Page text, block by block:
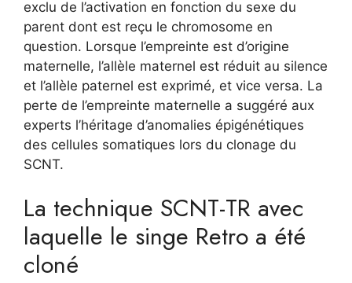
exclu de l’activation en fonction du sexe du
parent dont est reçu le chromosome en
question. Lorsque l’empreinte est d’origine
maternelle, l’allèle maternel est réduit au silence
et l’allèle paternel est exprimé, et vice versa. La
perte de l’empreinte maternelle a suggéré aux
experts l’héritage d’anomalies épigénétiques
des cellules somatiques lors du clonage du
SCNT.
La technique SCNT-TR avec
laquelle le singe Retro a été
cloné